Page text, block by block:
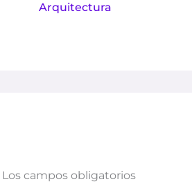
Arquitectura
Los campos obligatorios